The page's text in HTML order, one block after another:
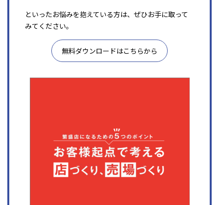
といったお悩みを抱えている方は、ぜひお手に取って
みてください。
無料ダウンロードはこちらから